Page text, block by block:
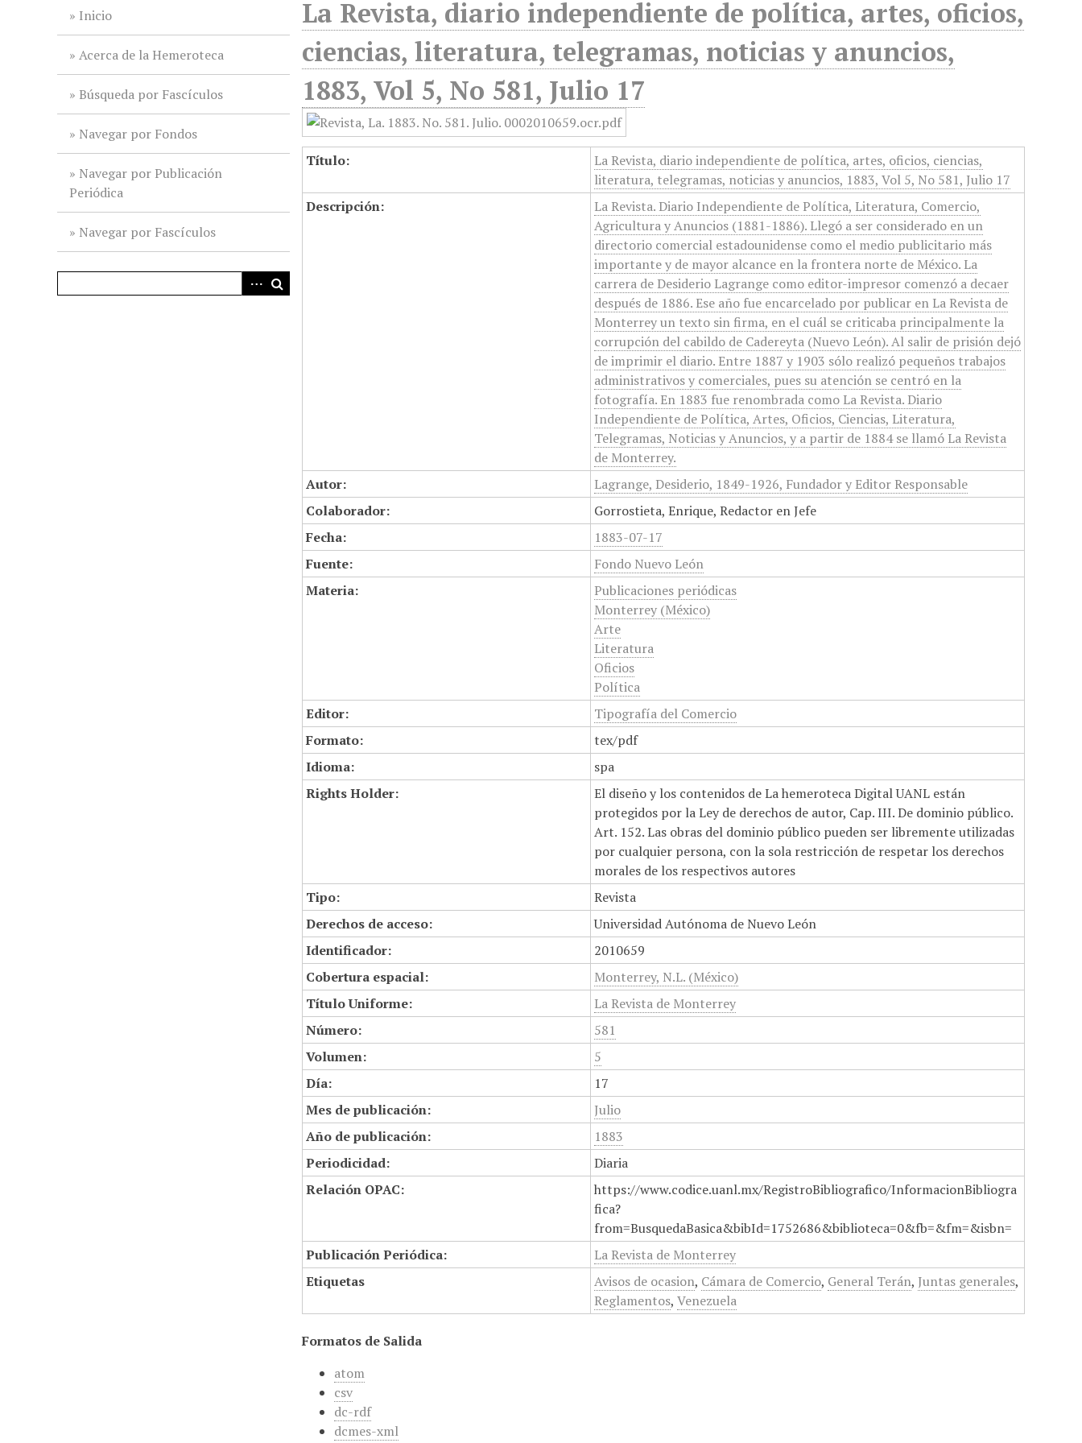
Inicio
Acerca de la Hemeroteca
Búsqueda por Fascículos
Navegar por Fondos
Navegar por Publicación
Periódica
Navegar por Fascículos
La Revista, diario independiente de política, artes, oficios,
ciencias, literatura, telegramas, noticias y anuncios,
1883, Vol 5, No 581, Julio 17
Título:
La Revista, diario independiente de política, artes, oficios, ciencias,
literatura, telegramas, noticias y anuncios, 1883, Vol 5, No 581, Julio 17
Descripción:
La Revista. Diario Independiente de Política, Literatura, Comercio,
Agricultura y Anuncios (1881-1886). Llegó a ser considerado en un
directorio comercial estadounidense como el medio publicitario más
importante y de mayor alcance en la frontera norte de México. La
carrera de Desiderio Lagrange como editor-impresor comenzó a decaer
después de 1886. Ese año fue encarcelado por publicar en La Revista de
Monterrey un texto sin firma, en el cuál se criticaba principalmente la
corrupción del cabildo de Cadereyta (Nuevo León). Al salir de prisión dejó
de imprimir el diario. Entre 1887 y 1903 sólo realizó pequeños trabajos
administrativos y comerciales, pues su atención se centró en la
fotografía. En 1883 fue renombrada como La Revista. Diario
Independiente de Política, Artes, Oficios, Ciencias, Literatura,
Telegramas, Noticias y Anuncios, y a partir de 1884 se llamó La Revista
de Monterrey.
Autor:
Lagrange, Desiderio, 1849-1926, Fundador y Editor Responsable
Colaborador:
Gorrostieta, Enrique, Redactor en Jefe
Fecha:
1883-07-17
Fuente:
Fondo Nuevo León
Materia:
Publicaciones periódicas
Monterrey (México)
Arte
Literatura
Oficios
Política
Editor:
Tipografía del Comercio
Formato:
tex/pdf
Idioma:
spa
Rights Holder:
El diseño y los contenidos de La hemeroteca Digital UANL están
protegidos por la Ley de derechos de autor, Cap. III. De dominio público.
Art. 152. Las obras del dominio público pueden ser libremente utilizadas
por cualquier persona, con la sola restricción de respetar los derechos
morales de los respectivos autores
Tipo:
Revista
Derechos de acceso:
Universidad Autónoma de Nuevo León
Identificador:
2010659
Cobertura espacial:
Monterrey, N.L. (México)
Título Uniforme:
La Revista de Monterrey
Número:
581
Volumen:
5
Día:
17
Mes de publicación:
Julio
Año de publicación:
1883
Periodicidad:
Diaria
Relación OPAC:
https://www.codice.uanl.mx/RegistroBibliografico/InformacionBibliogra
fica?
from=BusquedaBasica&bibId=1752686&biblioteca=0&fb=&fm=&isbn=
Publicación Periódica:
La Revista de Monterrey
Etiquetas
Avisos de ocasion, Cámara de Comercio, General Terán, Juntas generales,
Reglamentos,Venezuela
Formatos de Salida
atom
csv
dc-rdf
dcmes-xml